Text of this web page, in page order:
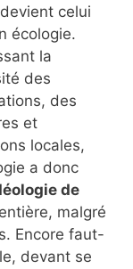
celui
écologie.
la
des
des
et
locales,
a donc
de
malgré
Encore faut-
devant se